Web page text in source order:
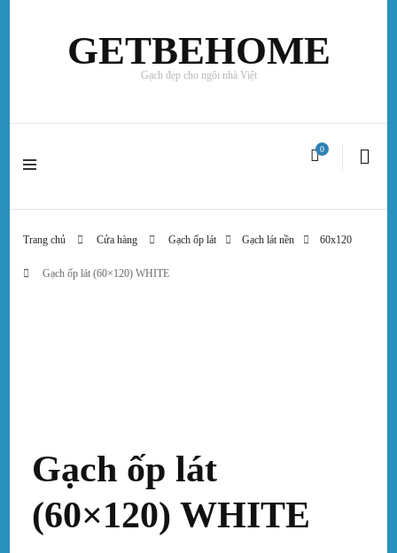
GETBEHOME
Gạch đẹp cho ngôi nhà Việt
0
Trang chủ Cửa hàng Gạch ốp lát Gạch lát nền 60x120
Gạch ốp lát (60×120) WHITE
Gạch ốp lát
(60×120) WHITE